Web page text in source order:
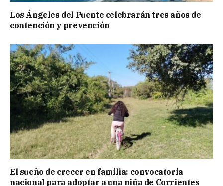
Los Ángeles del Puente celebrarán tres años de
contención y prevención
El sueño de crecer en familia: convocatoria
nacional para adoptar a una niña de Corrientes